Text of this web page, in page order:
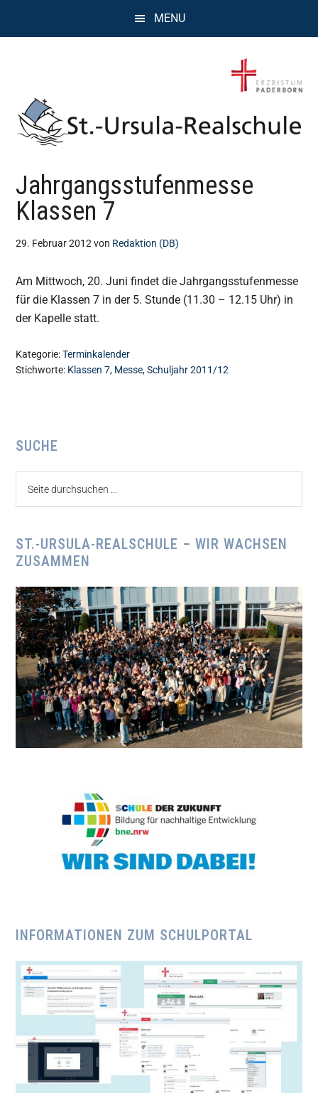
MENU
St.
Ursula
Realschule
Attendorn
Kompetenz,
Persönlichkeit,
Chancen
Jahrgangsstufenmesse
Klassen 7
29. Februar 2012von Redaktion (DB)
Am Mittwoch, 20. Juni findet die Jahrgangsstufenmesse
für die Klassen 7 in der 5. Stunde (11.30 – 12.15 Uhr) in
der Kapelle statt.
Kategorie:Terminkalender
Stichworte: Klassen 7, Messe,Schuljahr 2011/12
Seitenspalte
SUCHE
ST.-URSULA-REALSCHULE – WIR WACHSEN
ZUSAMMEN
INFORMATIONEN ZUM SCHULPORTAL